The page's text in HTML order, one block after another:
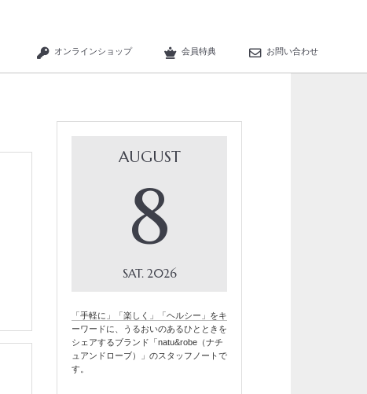
オンラインショップ 会員特典 お問い合わせ
AUGUST
8
SAT 2026
「手軽に」「楽しく」「ヘルシー」をキ
ーワードに、うるおいのあるひとときを
シェアするブランド「natu&robe（ナチ
ュアンドローブ）」のスタッフノートで
す。